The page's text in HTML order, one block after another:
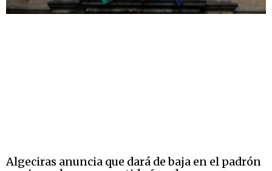
Algeciras anuncia que dará de baja en el padrón